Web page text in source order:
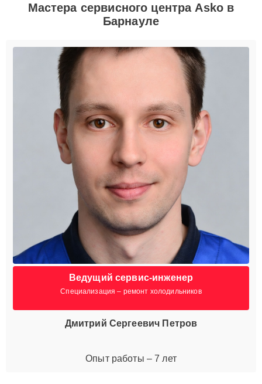
Мастера сервисного центра Asko в
Барнауле
Ведущий сервис-инженер
Специализация – ремонт холодильников
Дмитрий Сергеевич Петров
Опыт работы – 7 лет